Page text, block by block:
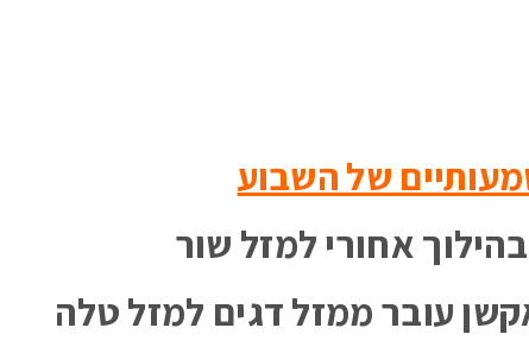
של השבוע
אחורי למזל שור
עובר ממזל דגים למזל טלה